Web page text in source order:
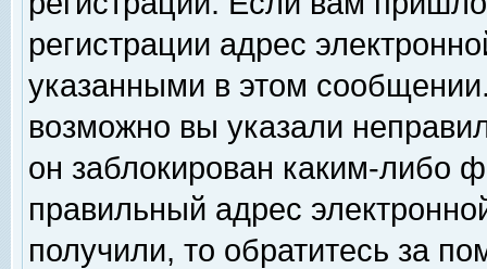
регистрации адрес
указанными в этом
возможно вы указали
он заблокирован каким-либо
правильный адрес
получили, то обратитесь за